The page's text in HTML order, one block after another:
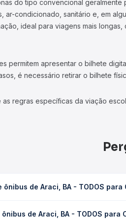
do tipo convencional geralmente
ar-condicionado, sanitário e, em
ideal para viagens mais
permitem apresentar o bilhete
é necessário retirar o bilhete
regras específicas da viação
de Araci, BA - TODOS para
de tráfego. Na Quero Passagem
de Araci, BA - TODOS para